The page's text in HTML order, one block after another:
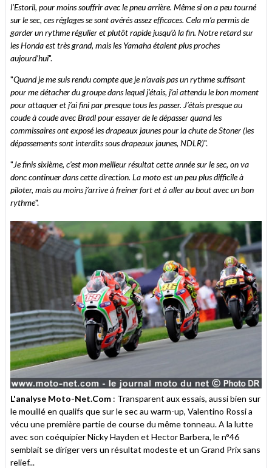
l’Estoril, pour moins souffrir avec le pneu arrière. Même si on a peu tourné
sur le sec, ces réglages se sont avérés assez efficaces. Cela m’a permis de
garder un rythme régulier et plutôt rapide jusqu’à la fin. Notre retard sur
les Honda est très grand, mais les Yamaha étaient plus proches
aujourd’hui".
"Quand je me suis rendu compte que je n’avais pas un rythme suffisant
pour me détacher du groupe dans lequel j’étais, j’ai attendu le bon moment
pour attaquer et j’ai fini par presque tous les passer. J’étais presque au
coude à coude avec Bradl pour essayer de le dépasser quand les
commissaires ont exposé les drapeaux jaunes pour la chute de Stoner (les
dépassements sont interdits sous drapeaux jaunes, NDLR)".
"Je finis sixième, c’est mon meilleur résultat cette année sur le sec, on va
donc continuer dans cette direction. La moto est un peu plus difficile à
piloter, mais au moins j’arrive à freiner fort et à aller au bout avec un bon
rythme".
L'analyse Moto-Net.Com : Transparent aux essais, aussi bien sur
le mouillé en qualifs que sur le sec au warm-up, Valentino Rossi a
vécu une première partie de course du même tonneau. A la lutte
avec son coéquipier Nicky Hayden et Hector Barbera, le n°46
semblait se diriger vers un résultat modeste et un Grand Prix sans
relief...